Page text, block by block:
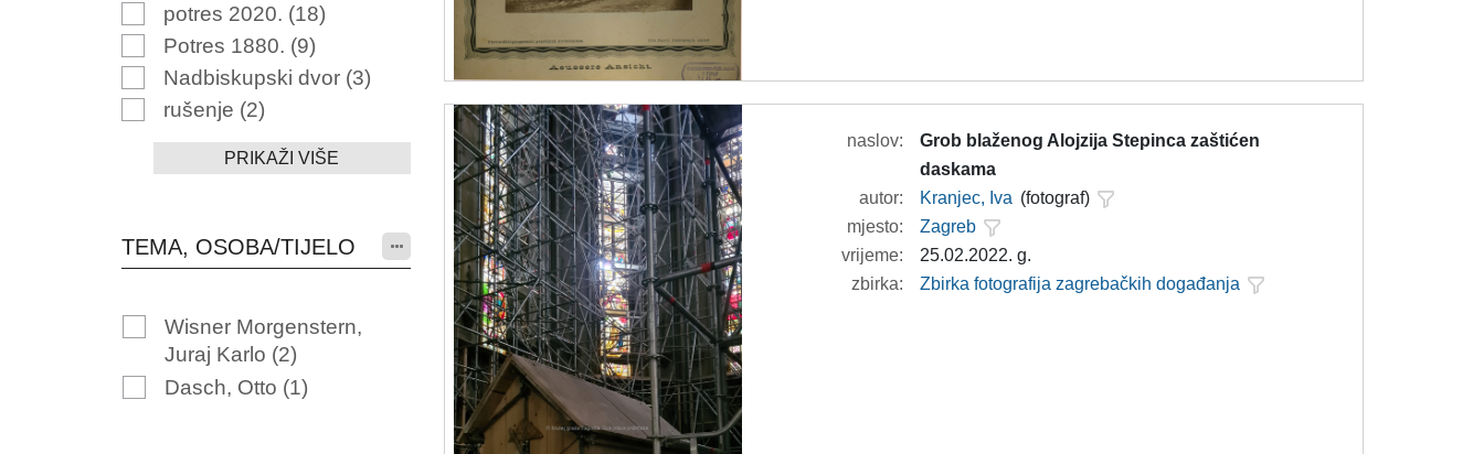
potres 2020. (18)
Potres 1880. (9)
Nadbiskupski dvor (3)
rušenje (2)
PRIKAŽI VIŠE
TEMA, OSOBA/TIJELO
Wisner Morgenstern,
Juraj Karlo (2)
Dasch, Otto (1)
naslov:
Grob blaženog Alojzija Stepinca zaštićen
daskama
autor:
Kranjec, Iva (fotograf)
mjesto:
Zagreb
vrijeme:
25.02.2022. g.
zbirka:
Zbirka fotografija zagrebačkih događanja